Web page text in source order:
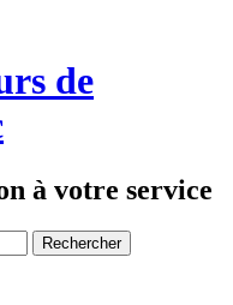
de
à votre service